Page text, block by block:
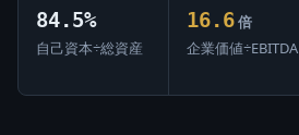
84.5%
自己資本÷総資産
16.6 倍
企業価値÷EBITDA